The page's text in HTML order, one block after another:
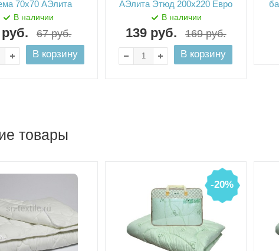
70х70 АЭлита
В наличии
руб. 67руб.
В корзину
АЭлита Этюд 200х220 Евро
В наличии
139 руб. 169руб.
В корзину
товары
-20%